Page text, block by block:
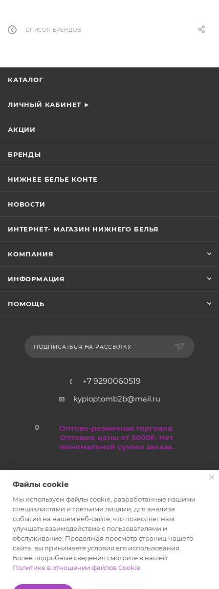
СПИСОК БРЕНДОВ
КАТАЛОГ
ЛИЧНЫЙ КАБИНЕТ ►
АКЦИИ
БРЕНДЫ
НИЖНЕЕ БЕЛЬЕ КОНТЕ
НОВОСТИ
ИНТЕРНЕТ- МАГАЗИН НИЖНЕГО БЕЛЬЯ
КОМПАНИЯ
ИНФОРМАЦИЯ
ПОМОЩЬ
ПОДПИСАТЬСЯ НА РАССЫЛКУ
+7 9290060519
kypioptomb2b@mail.ru
Оптово-розничная торговля.
Оптовые цены от 5000₽. Нет
минимальной суммы заказа.
2019 - 2026 © Kypioptom.ru оптово-розничный интернет-
магазин
Файлы cookie
Мы используем файлы cookie, разработанные нашими
специалистами и третьими лицами, для анализа
событий на нашем веб-сайте, что позволяет нам
улучшать взаимодействие с пользователями и
обслуживание. Продолжая просмотр страниц нашего
сайта, вы принимаете условия его использования.
Более подробные сведения смотрите в нашей
Политике в отношении файлов Cookie